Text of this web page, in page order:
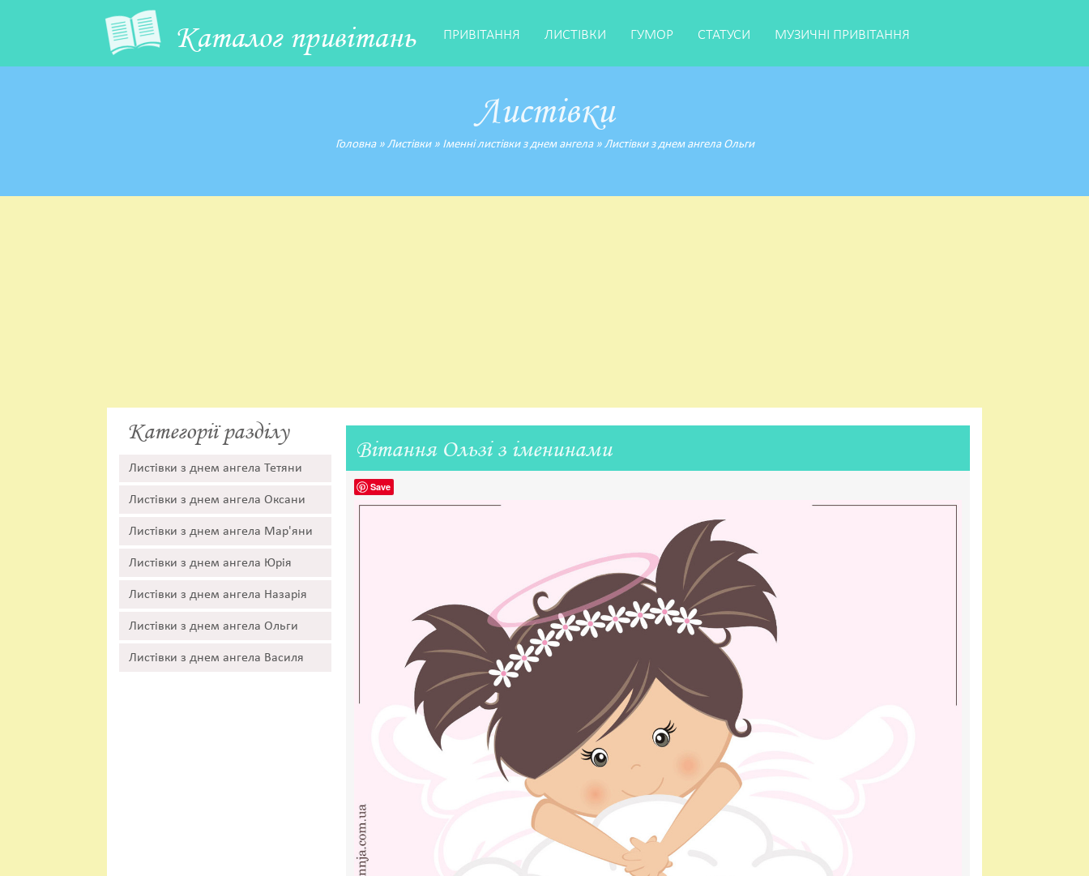
Каталог привітань ПРИВІТАННЯ ЛИСТІВКИ ГУМОР СТАТУСИ МУЗИЧНІ ПРИВІТАННЯ
Листівки
Головна» Листівки» Іменні листівки з днем ангела» Листівки з днем ангела Ольги
Категорії разділу
Листівки з днем ангела Тетяни
Листівки з днем ангела Оксани
Листівки з днем ангела Мар'яни
Листівки з днем ангела Юрія
Листівки з днем ангела Назарія
Листівки з днем ангела Ольги
Листівки з днем ангела Василя
Вітання Ользі з іменинами
Save